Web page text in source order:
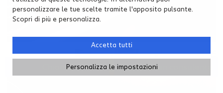
Chiama Contatta un consulente
personalizzare le tue scelte tramite l'apposito pulsante.
Scopri di più e personalizza.
Accetta tutti
Personalizza le impostazioni